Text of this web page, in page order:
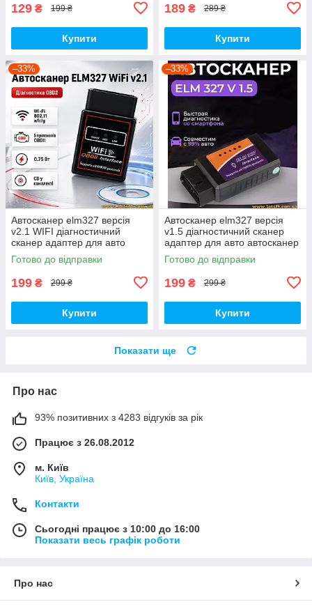
129 ₴ 199 ₴
Купити
189 ₴ 289 ₴
Купити
–33%
Автосканер elm327 версія
v2.1 WIFI діагностичний
сканер адаптер для авто
автосканер obd2 elm327 v2.1
bluetooth WIFI
Готово до відправки
199 ₴ 299 ₴
Купити
–33%
Автосканер elm327 версія
v1.5 діагностичний сканер
адаптер для авто автосканер
obd2 elm327 v1.5 bluetooth
Готово до відправки
199 ₴ 299 ₴
Купити
Показати ще
Про нас
93% позитивних з 4283 відгуків за рік
Працює з 26.08.2012
м. Київ
Київ, Україна
Контакти
Сьогодні працює з 10:00 до 16:00
Показати весь графік роботи
Про нас